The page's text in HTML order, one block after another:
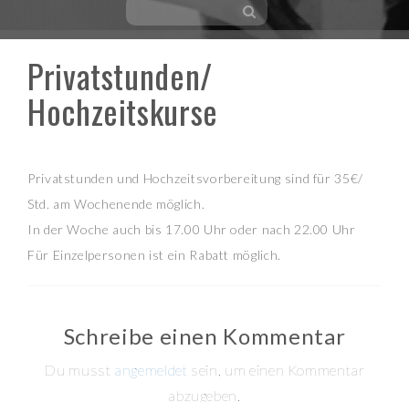
content
Privatstunden/
Hochzeitskurse
Privatstunden und Hochzeitsvorbereitung sind für 35€/
Std. am Wochenende möglich.
In der Woche auch bis 17.00 Uhr oder nach 22.00 Uhr
Für Einzelpersonen ist ein Rabatt möglich.
Schreibe einen Kommentar
Du musst angemeldet sein, um einen Kommentar
abzugeben.